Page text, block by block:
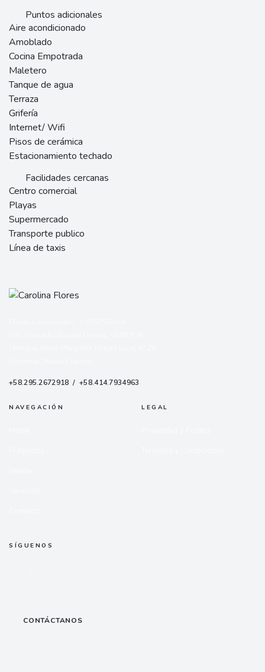
Puntos adicionales
Aire acondicionado
Amoblado
Cocina Empotrada
Maletero
Tanque de agua
Terraza
Grifería
Internet/ Wifi
Pisos de cerámica
Estacionamiento techado
Facilidades cercanas
Centro comercial
Playas
Supermercado
Transporte publico
Línea de taxis
+58.295.2672918 / +58.414.7934963
NAVEGACIÓN LEGAL
SÍGUENOS
CONTÁCTANOS